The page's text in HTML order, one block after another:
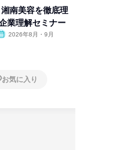
湘南美容を徹底理
業理解セミナー
2026年8月・9月
お気に入り